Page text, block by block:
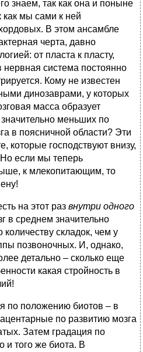
знаем, так как она и поныне
как мы сами к ней
В этом ансамбле
черта, давно
от пласта к пласту,
нервная система постоянно
Кому не известен
динозаврами, у которых
масса образует
меньших по
в поясничной области? Эти
которые господствуют внизу,
если мы теперь
к млекопитающим, то
на этот раз внутри одного
в среднем значительно
складок, чем у
позвоночных. И, однако,
детально – сколько еще
какая стройность в
по положению биотов – в
по развитию мозга
Затем градация по
и того же биота. В